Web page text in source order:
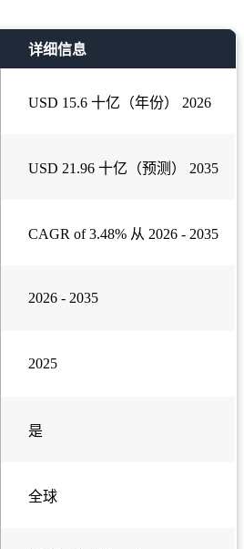
详细信息
USD 15.6 十亿（年份） 2026
USD 21.96 十亿（预测） 2035
CAGR of 3.48% 从 2026 - 2035
2026 - 2035
2025
是
全球